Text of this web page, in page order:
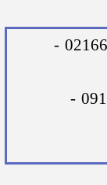
​شماره تلفن های فروشگاه: 02166721109 -
​شماره تلفن های همراه: 09120332577 -